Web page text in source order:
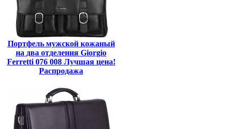
Портфель мужской кожаный
на два отделения Giorgio
Ferretti 076 008 Лучшая цена!
Распродажа